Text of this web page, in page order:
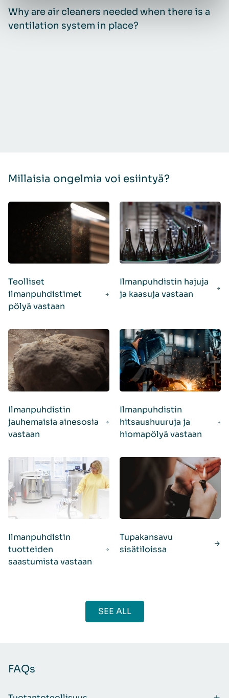
Why are air cleaners needed when there is a
ventilation system in place?
Millaisia ongelmia voi esiintyä?
Teolliset
ilmanpuhdistimet
pölyä vastaan
Ilmanpuhdistin hajuja
ja kaasuja vastaan
Ilmanpuhdistin
jauhemaisia ainesosia
vastaan
Ilmanpuhdistin
hitsaushuuruja ja
hiomapölyä vastaan
Ilmanpuhdistin
tuotteiden
saastumista vastaan
Tupakansavu
sisätiloissa
SEE ALL
FAQs